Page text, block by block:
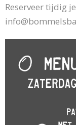
Reserveer tijdig